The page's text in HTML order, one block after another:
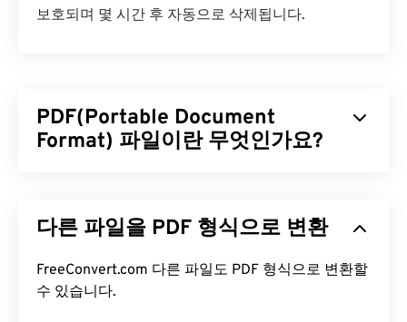
보호되며 몇 시간 후 자동으로 삭제됩니다.
PDF(Portable Document
Format) 파일이란 무엇인가요?
로, 오늘날 가장 널리 사용되는 파일 형식 중 하나입
그대로 유지할 수 있기 때문입니다. PDF 파일은 어떤
기기나 운영 체제에서든 항상 동일하게 표시됩니다.
다른 파일을 PDF 형식으로 변환
FreeConvert.com 다른 파일도 PDF 형식으로 변환할
수 있습니다.